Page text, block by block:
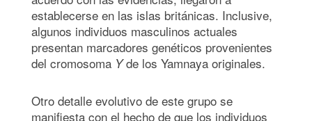
establecerse en las islas británicas. Inclusive,
algunos individuos masculinos actuales
presentan marcadores genéticos provenientes
del cromosoma Yde los Yamnaya originales.
Otro detalle evolutivo de este grupo se
manifiesta con el hecho de que los individuos